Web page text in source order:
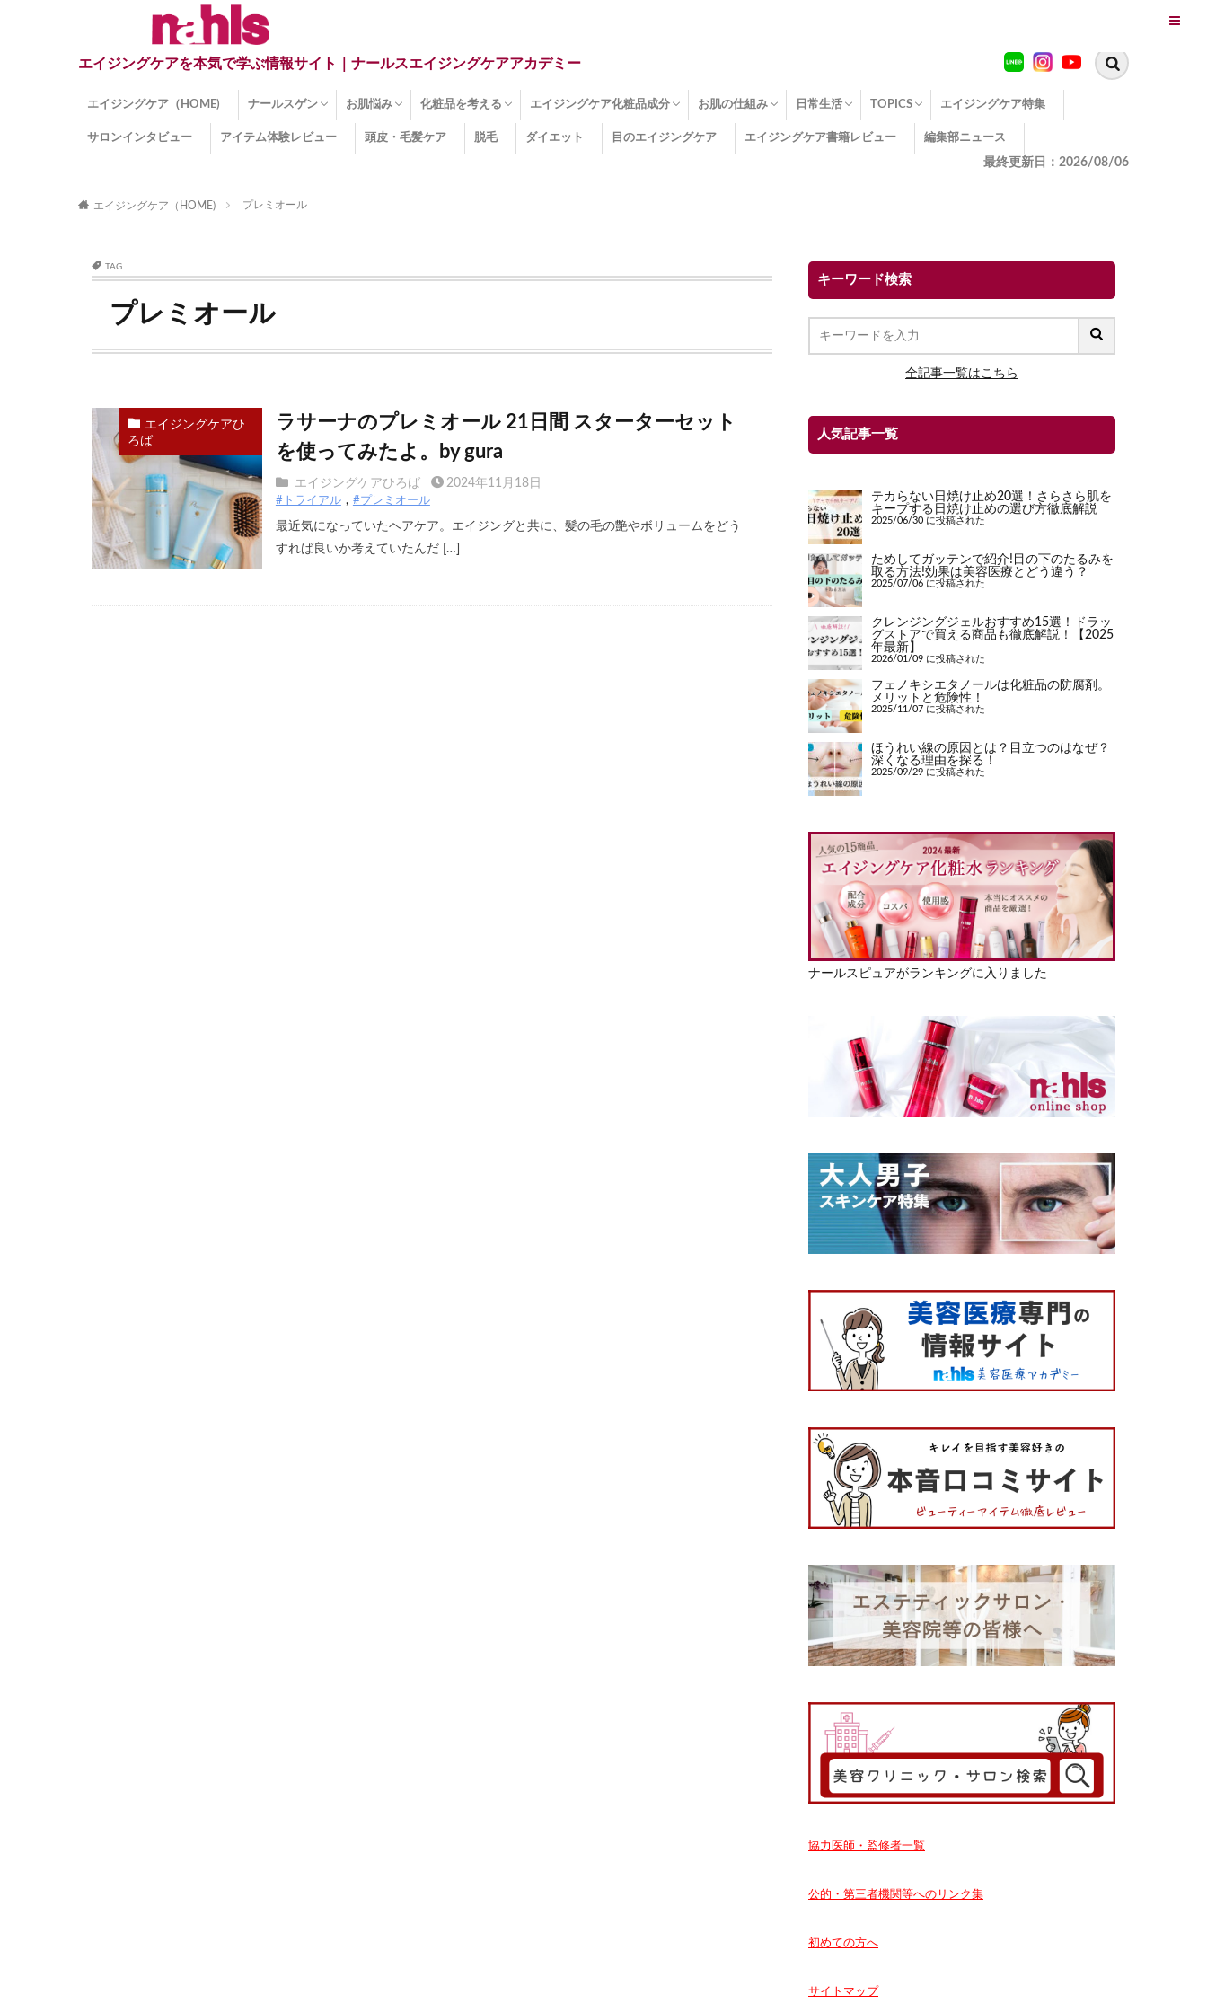
エイジングケアを本気で学ぶ情報サイト｜ナールスエイジングケアアカデミー
エイジングケア（HOME) ナールスゲン
ナールスゲンとは？
ナールスゲン関連成分
お肌悩み
インナードライ肌
くすみ
目の下のクマ
しみ
しわ
顔・頭皮のたるみ
ほうれい線
毛穴
手荒れ
乾燥肌
敏感肌
紫外線ダメージ
薄毛
その他のお肌悩み
化粧品を考える
エイジングケア化粧品
化粧水
美容液
保湿クリーム
酵素洗顔
ハンドクリーム
フェイスマスク
ほうれい線化粧品
コラーゲン化粧品
メイク化粧品
洗顔・クレンジング
オールインワン化粧品
その他の化粧品
エイジングケア化粧品成分
エイジングケア化粧品(成分)
セラミド
ネオダーミル
プロテオグリカン
ビタミンC誘導体
コラーゲン
その他の化粧品成分
お肌の仕組み
エイジング
ターンオーバー
皮下組織
表皮
真皮
表皮常在菌
女性ホルモン
その他
日常生活
糖化
便秘
TOPICS
エイジングケア TOPICS
コラーゲンサプリの効果
エイジングケアクイズ
季節別のエイジングケア
幸福とエイジングケア
温活でアンチエイジング
イオン導入
エイジングケア3つのポイント
エイジングケアセミナー
エイジングケアトピックス
動画でみるエイジングケア
エイジングケア特集
サロンインタビュー アイテム体験レビュー 頭皮・毛髪ケア 脱毛 ダイエット 目のエイジングケア エイジングケア書籍レビュー 編集部ニュース
最終更新日：2026/08/06
エイジングケア（HOME) プレミオール
TAG
プレミオール
エイジングケアひ
ろば
ラサーナのプレミオール 21日間 スターターセット
を使ってみたよ。by gura
エイジングケアひろば 2024年11月18日
#トライアル #プレミオール
最近気になっていたヘアケア。エイジングと共に、髪の毛の艶やボリュームをどう
すれば良いか考えていたんだ […]
キーワード検索
全記事一覧はこちら
人気記事一覧
テカらない日焼け止め20選！さらさら肌を
キープする日焼け止めの選び方徹底解説
2025/06/30 に投稿された
ためしてガッテンで紹介!目の下のたるみを
取る方法!効果は美容医療とどう違う？
2025/07/06 に投稿された
クレンジングジェルおすすめ15選！ドラッ
グストアで買える商品も徹底解説！【2025
年最新】
2026/01/09 に投稿された
フェノキシエタノールは化粧品の防腐剤。
メリットと危険性！
2025/11/07 に投稿された
ほうれい線の原因とは？目立つのはなぜ？
深くなる理由を探る！
2025/09/29 に投稿された
ナールスピュアがランキングに入りました
協力医師・監修者一覧
公的・第三者機関等へのリンク集
初めての方へ
サイトマップ